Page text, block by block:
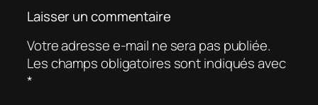
Laisser un commentaire
Votre adresse e-mail ne sera pas publiée.
Les champs obligatoires sont indiqués avec
*